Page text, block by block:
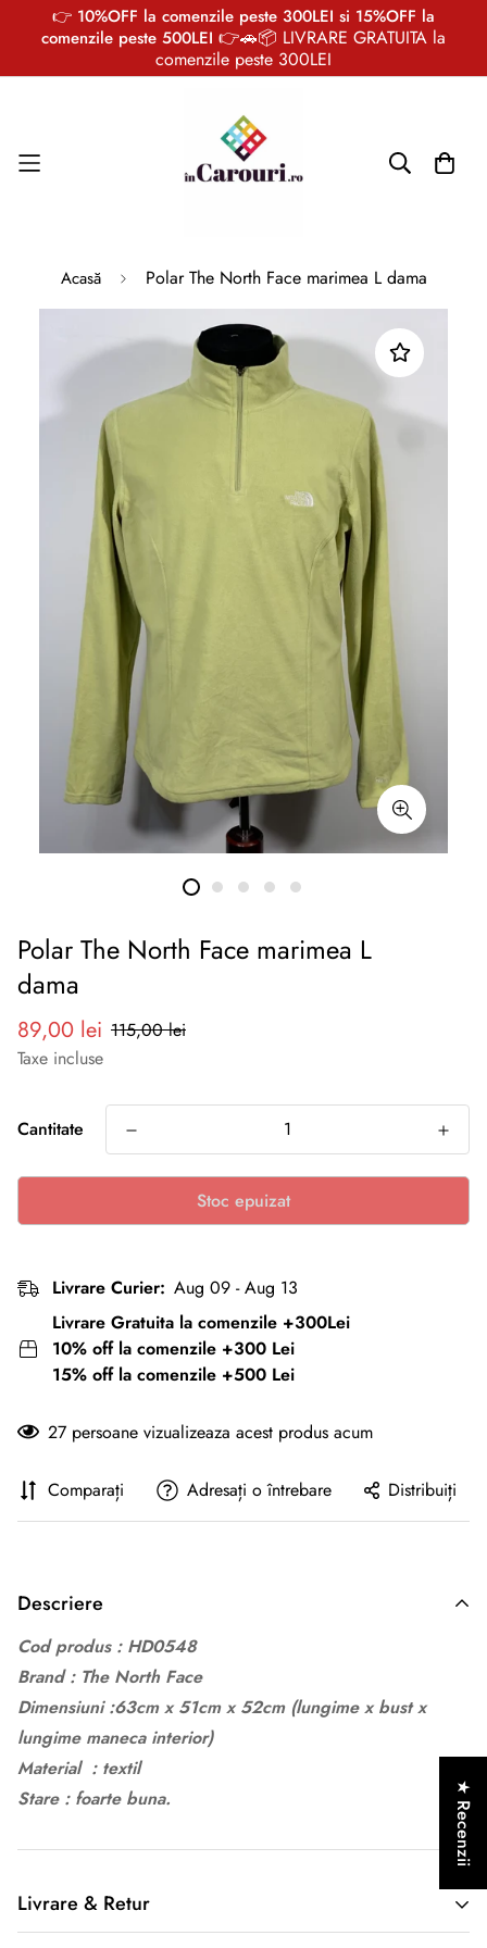
👉 10%OFF la comenzile peste 300LEI si 15%OFF la
comenzile peste 500LEI 👉🚗📦 LIVRARE GRATUITA la
comenzile peste 300LEI
Acasă Polar The North Face marimea L dama
Polar The North Face marimea L
dama
Preț
redus
89,00 lei
Preț
normal
115,00 lei
Taxe incluse
Cantitate
Stoc epuizat
Livrare Curier: Aug 09 - Aug 13
Livrare Gratuita la comenzile +300Lei
10% off la comenzile +300 Lei
15% off la comenzile +500 Lei
27 persoane vizualizeaza acest produs acum
Comparați Adresați o întrebare Distribuiți
Descriere
Cod produs : HD0548
Brand : The North Face
Dimensiuni :63cm x 51cm x 52cm (lungime x bust x
lungime maneca interior)
Material : textil
Stare : foarte buna.
Livrare & Retur
★ Recenzii